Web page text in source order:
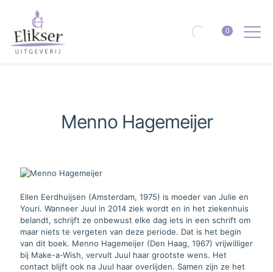
0
Menno Hagemeijer
Ellen Eerdhuijsen (Amsterdam, 1975) is moeder van Julie en
Youri. Wanneer Juul in 2014 ziek wordt en in het ziekenhuis
belandt, schrijft ze onbewust elke dag iets in een schrift om
maar niets te vergeten van deze periode. Dat is het begin
van dit boek. Menno Hagemeijer (Den Haag, 1967) vrijwilliger
bij Make-a-Wish, vervult Juul haar grootste wens. Het
contact blijft ook na Juul haar overlijden. Samen zijn ze het